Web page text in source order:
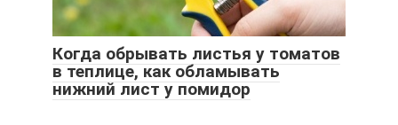
Когда обрывать листья у томатов
в теплице, как обламывать
нижний лист у помидор